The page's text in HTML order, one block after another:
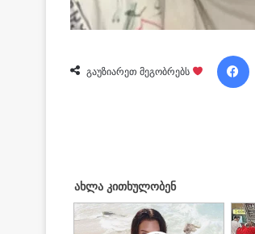
გაუზიარეთ მეგობრებს